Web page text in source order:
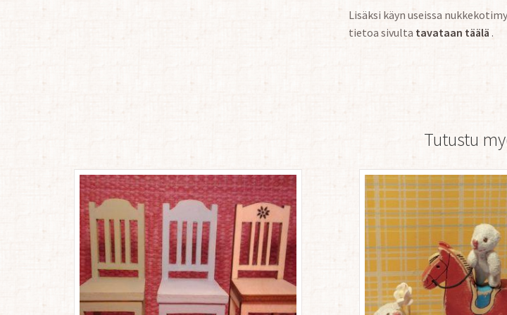
Lisäksi käyn useissa
tietoa sivulta tavataan täälä .
Tutustu